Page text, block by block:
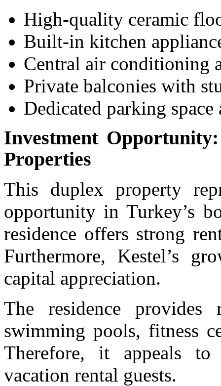
High-quality ceramic
Built-in kitchen
Central air conditioning
Private balconies with
Dedicated parking space
Investment
Properties
This duplex property
opportunity in Turkey’s
residence offers strong
Furthermore, Kestel’s
capital appreciation.
The residence provides
swimming pools, fitness
Therefore, it appeals to
vacation rental guests.